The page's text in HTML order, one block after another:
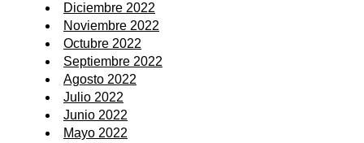
Diciembre 2022
Noviembre 2022
Octubre 2022
Septiembre 2022
Agosto 2022
Julio 2022
Junio 2022
Mayo 2022